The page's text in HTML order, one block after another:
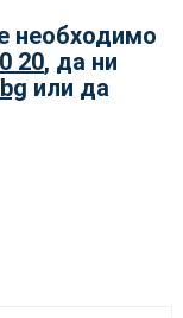
необходимо
20, да ни
или да